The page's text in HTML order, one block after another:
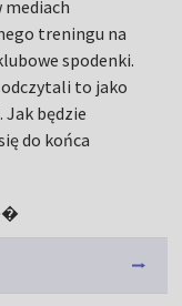
mediach
treningu na
spodenki.
odczytali to jako
Jak będzie
do końca